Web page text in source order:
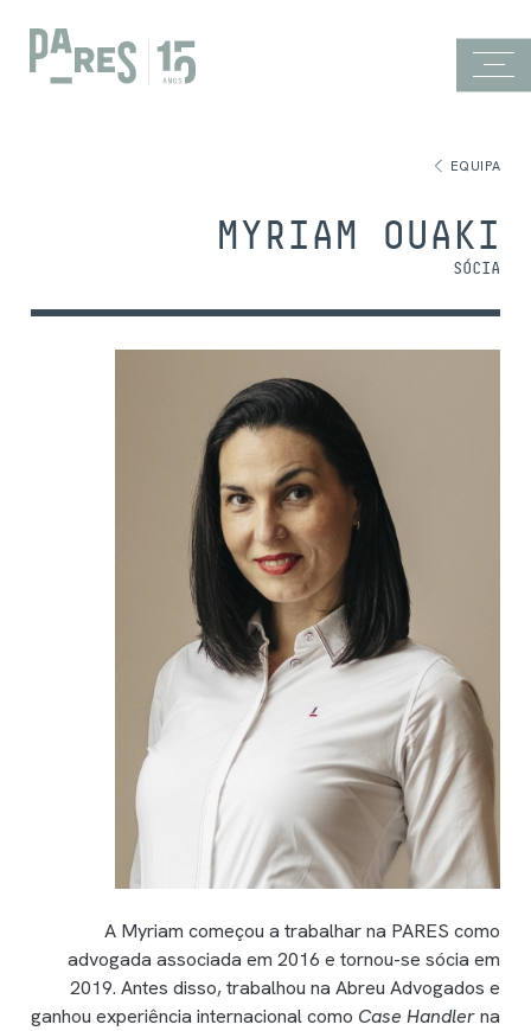
EQUIPA
MYRIAM OUAKI
SÓCIA
A Myriam começou a trabalhar na PARES como
advogada associada em 2016 e tornou-se sócia em
2019. Antes disso, trabalhou na Abreu Advogados e
ganhou experiência internacional como Case Handlerna